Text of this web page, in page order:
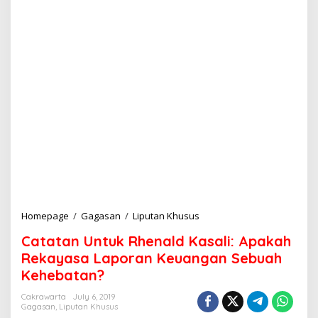
Homepage / Gagasan / Liputan Khusus
t
a
t
n
U
Catatan Untuk Rhenald Kasali: Apakah
Rekayasa Laporan Keuangan Sebuah
Kehebatan?
Cakrawarta
July 6, 2019
Gagasan, Liputan Khusus